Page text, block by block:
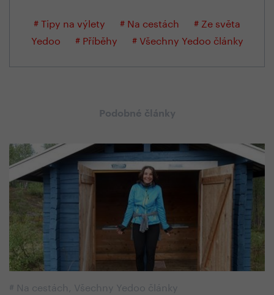
# Tipy na výlety # Na cestách
# Ze světa
Yedoo
# Příběhy # Všechny Yedoo články
Podobné články
# Na cestách Všechny Yedoo články